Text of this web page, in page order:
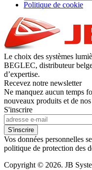
Politique de cookie
Le choix des systèmes
BEGLEC, distributeur
d’expertise.
Recevez notre newsletter
Ne manquez aucun temps
nouveaux produits et de
S'inscrire
S'inscrire
Vos données personnelles
politique de protection des
Copyright © 2026. JB